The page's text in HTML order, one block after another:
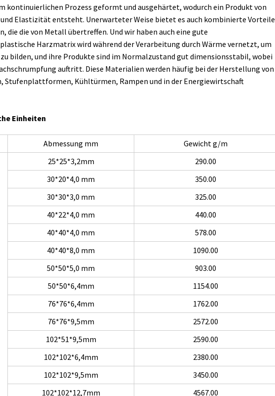
kontinuierlichen Prozess geformt und ausgehärtet, wodurch ein Produkt von
Elastizität entsteht. Unerwarteter Weise bietet es auch kombinierte Vorteile
die die von Metall übertreffen. Und wir haben auch eine gute
Harzmatrix wird während der Verarbeitung durch Wärme vernetzt, um
bilden, und ihre Produkte sind im Normalzustand gut dimensionsstabil, wobei
auftritt. Diese Materialien werden häufig bei der Herstellung von
Stufenplattformen, Kühltürmen, Rampen und in der Energiewirtschaft
Einheiten
Abmessung mm Gewicht g/m
25*25*3,2mm
290.00
30*20*4,0 mm
350.00
30*30*3,0 mm
325.00
40*22*4,0 mm
440.00
40*40*4,0 mm
578.00
40*40*8,0 mm
1090.00
50*50*5,0 mm
903.00
50*50*6,4mm
1154.00
76*76*6,4mm
1762.00
76*76*9,5mm
2572.00
102*51*9,5mm
2590.00
102*102*6,4mm
2380.00
102*102*9,5mm
3450.00
102*102*12,7mm
4567.00